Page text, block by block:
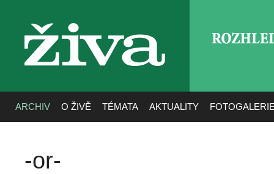
živa
ARCHIV O ŽIVĚ TÉMATA AKTUALITY
-or-